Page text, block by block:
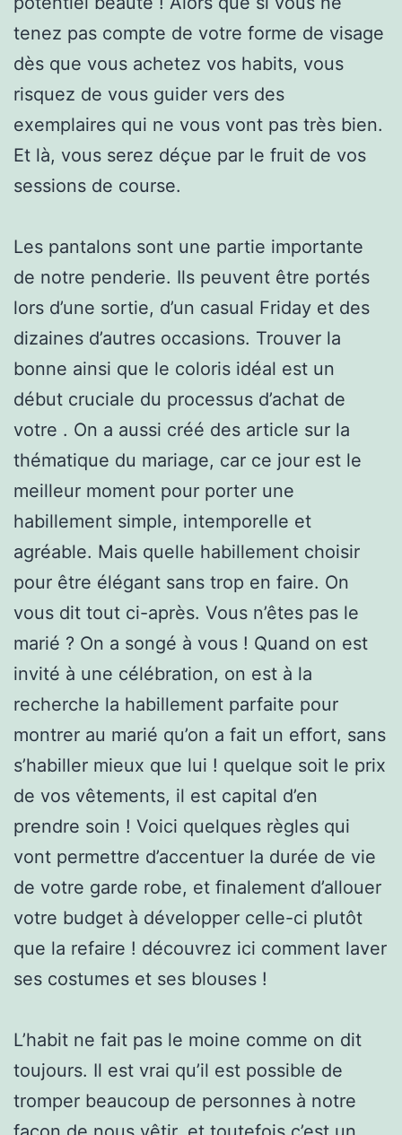
tenez pas compte de votre forme de visage
dès que vous achetez vos habits, vous
risquez de vous guider vers des
exemplaires qui ne vous vont pas très bien.
Et là, vous serez déçue par le fruit de vos
sessions de course.
Les pantalons sont une partie importante
de notre penderie. Ils peuvent être portés
lors d’une sortie, d’un casual Friday et des
dizaines d’autres occasions. Trouver la
bonne ainsi que le coloris idéal est un
début cruciale du processus d’achat de
votre . On a aussi créé des article sur la
thématique du mariage, car ce jour est le
meilleur moment pour porter une
habillement simple, intemporelle et
agréable. Mais quelle habillement choisir
pour être élégant sans trop en faire. On
vous dit tout ci-après. Vous n’êtes pas le
marié ? On a songé à vous ! Quand on est
invité à une célébration, on est à la
recherche la habillement parfaite pour
montrer au marié qu’on a fait un effort, sans
s’habiller mieux que lui ! quelque soit le prix
de vos vêtements, il est capital d’en
prendre soin ! Voici quelques règles qui
vont permettre d’accentuer la durée de vie
de votre garde robe, et finalement d’allouer
votre budget à développer celle-ci plutôt
que la refaire ! découvrez ici comment laver
ses costumes et ses blouses !
L’habit ne fait pas le moine comme on dit
toujours. Il est vrai qu’il est possible de
tromper beaucoup de personnes à notre